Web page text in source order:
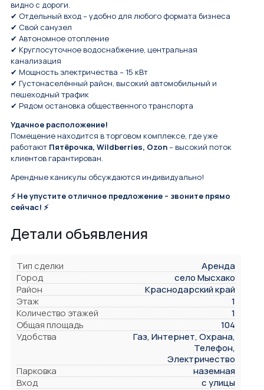
видно с дороги.
✔ Отдельный вход – удобно для любого формата бизнеса
✔ Свой санузел
✔ Автономное отопление
✔ Круглосуточное водоснабжение, центральная
канализация
✔ Мощность электричества – 15 кВт
✔ Густонаселённый район, высокий автомобильный и
пешеходный трафик
✔ Рядом остановка общественного транспорта
Удачное расположение!
Помещение находится в торговом комплексе, где уже
работают Пятёрочка, Wildberries, Ozon– высокий поток
клиентов гарантирован.
Арендные каникулы обсуждаются индивидуально!
⚡ Не упустите отличное предложение – звоните прямо
сейчас! ⚡
Детали объявления
Тип сделки
Аренда
Город
село Мысхако
Район
Краснодарский край
Этаж
1
Количество этажей
1
Общая площадь
104
Удобства
Газ, Интернет, Охрана,
Телефон,
Электричество
Парковка
наземная
Вход
с улицы